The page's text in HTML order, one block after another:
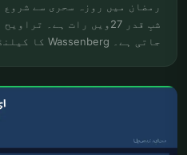
رمضان میں روزہ سحری سے شروع
شبِ قدر 27ویں رات ہے۔
جاتی ہے۔ Wassenberg کا کیلنڈر روزانہ اپ ڈیٹ ہوتا ہے۔